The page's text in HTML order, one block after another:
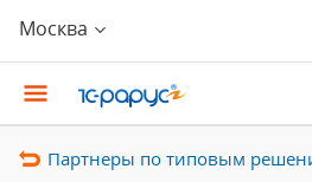
Москва
Партнеры по типовым